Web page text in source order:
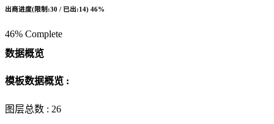
出商进度(限制:30 / 已出:14) 46%
46% Complete
数据概览
模板数据概览 :
图层总数 : 26